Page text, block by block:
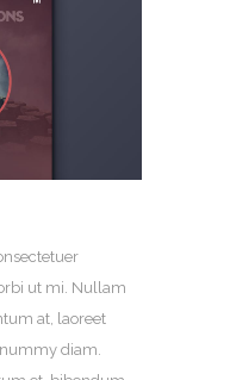
ut mi. Nullam
at, laoreet
diam.